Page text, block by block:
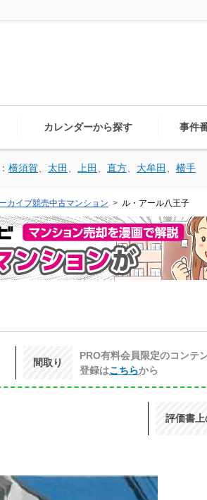
カレンダーから探す 事件
横須賀 太田 上田 直方 大牟田 横手
カイブ競売中古マンション ル・アール八王子
間取り
PRO有料会員限定のコンテ
登録はこちらから
評価書上